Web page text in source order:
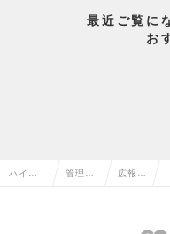
最近ご覧に
お
ハイク 管理部 広報・